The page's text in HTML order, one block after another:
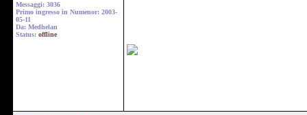
Messaggi: 3036
Primo ingresso in Numenor: 2003-
05-11
Da: Medhelan
Status: offline